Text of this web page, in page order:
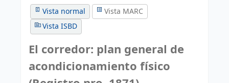
Vista normal
Vista MARC
Vista ISBD
El corredor: plan general de
acondicionamiento físico